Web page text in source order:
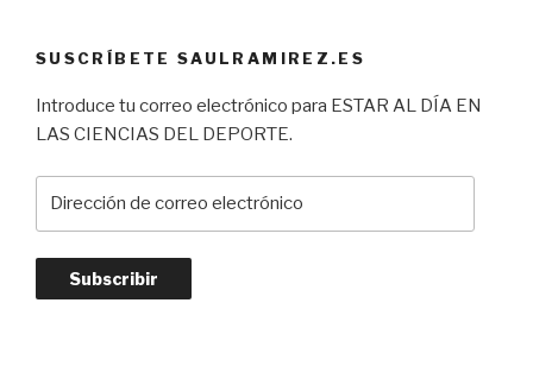
SUSCRÍBETE SAULRAMIREZ.ES
Introduce tu correo electrónico para ESTAR AL DÍA EN
LAS CIENCIAS DEL DEPORTE.
electrónico
Subscribir